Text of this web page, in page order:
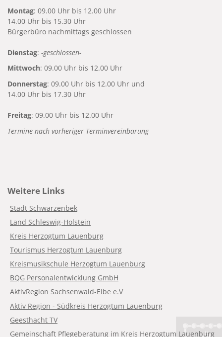
Montag: 09.00 Uhr bis 12.00 Uhr
14.00 Uhr bis 15.30 Uhr
Bürgerbüro nachmittags geschlossen
Dienstag: -geschlossen-
Mittwoch: 09.00 Uhr bis 12.00 Uhr
Donnerstag: 09.00 Uhr bis 12.00 Uhr und
14.00 Uhr bis 17.30 Uhr
Freitag: 09.00 Uhr bis 12.00 Uhr
Termine nach vorheriger Terminvereinbarung
Weitere Links
Stadt Schwarzenbek
Land Schleswig-Holstein
Kreis Herzogtum Lauenburg
Tourismus Herzogtum Lauenburg
Kreismusikschule Herzogtum Lauenburg
BQG Personalentwicklung GmbH
AktivRegion Sachsenwald-Elbe e.V
Aktiv Region - Südkreis Herzogtum Lauenburg
Geesthacht TV
Gemeinschaft Pflegeberatung im Kreis Herzogtum Lauenburg